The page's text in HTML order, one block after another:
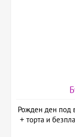
Рожден ден под
+ торта и